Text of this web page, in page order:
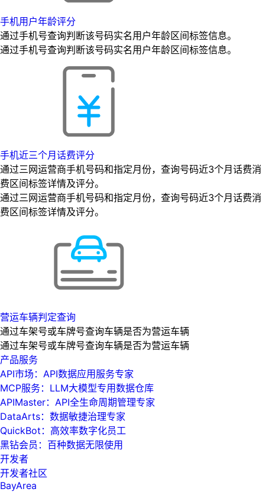
手机用户年龄评分
通过手机号查询判断该号码实名用户年龄区间标签信息。
通过手机号查询判断该号码实名用户年龄区间标签信息。
手机近三个月话费评分
通过三网运营商手机号码和指定月份，查询号码近3个月话费消
费区间标签详情及评分。
通过三网运营商手机号码和指定月份，查询号码近3个月话费消
费区间标签详情及评分。
营运车辆判定查询
通过车架号或车牌号查询车辆是否为营运车辆
通过车架号或车牌号查询车辆是否为营运车辆
产品服务
API市场：API数据应用服务专家
MCP服务：LLM大模型专用数据仓库
APIMaster：API全生命周期管理专家
DataArts：数据敏捷治理专家
QuickBot：高效率数字化员工
黑钻会员：百种数据无限使用
开发者
开发者社区
BayArea